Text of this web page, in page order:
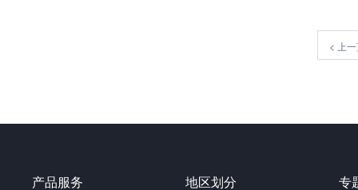
< 上
产品服务 地区划分 专